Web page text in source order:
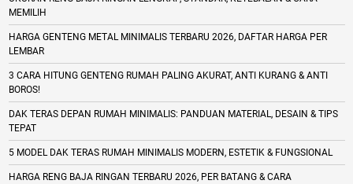
MEMILIH
HARGA GENTENG METAL MINIMALIS TERBARU 2026, DAFTAR HARGA PER
LEMBAR
3 CARA HITUNG GENTENG RUMAH PALING AKURAT, ANTI KURANG & ANTI
BOROS!
DAK TERAS DEPAN RUMAH MINIMALIS: PANDUAN MATERIAL, DESAIN & TIPS
TEPAT
5 MODEL DAK TERAS RUMAH MINIMALIS MODERN, ESTETIK & FUNGSIONAL
HARGA RENG BAJA RINGAN TERBARU 2026, PER BATANG & CARA